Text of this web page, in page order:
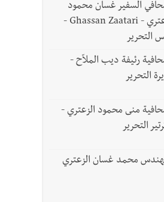
السفير غسان محمود
الزعتري - Ghassan Zaatari -
التحرير
رئيفة ديب الملاّح -
التحرير
منى محمود الزعتري -
التحرير
محمد غسان الزعتري